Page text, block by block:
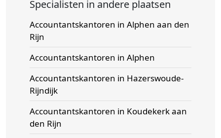
Specialisten in andere plaatsen
Accountantskantoren in Alphen aan den
Rijn
Accountantskantoren in Alphen
Accountantskantoren in Hazerswoude-
Rijndijk
Accountantskantoren in Koudekerk aan
den Rijn